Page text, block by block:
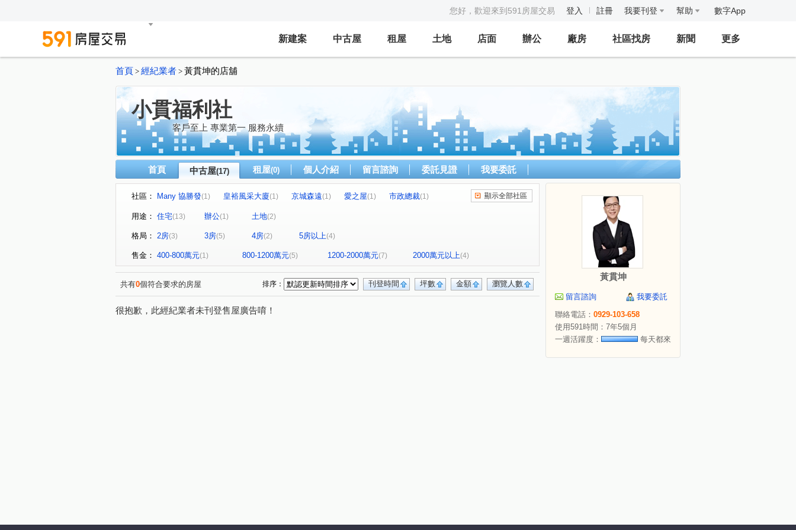
您好，歡迎來到591房屋交易 登入 註冊 我要刊登 幫助 數字App
新建案 中古屋 租屋 土地 店面 辦公 廠房 社區找房 新聞 更多
首頁 > 經紀業者 > 黃貫坤的店舖
小貫福利社
客戶至上 專業第一 服務永續
首頁 中古屋(17) 租屋(0) 個人介紹 留言諮詢 委託見證 我要委託
社區： Many 協勝發(1) 皇裕風采大廈(1) 京城森遠(1) 愛之屋(1) 市政總裁(1)
和昌樂居2 京城巴黎
水源一街 鎮海路 淵明街 富農路(1)
中山一路(1) 至聖路(1)
顯示全部社區
用途： 住宅(13) 辦公(1) 土地(2)
格局： 2房(3) 3房(5) 4房(2) 5房以上(4)
售金： 400-800萬元(1) 800-1200萬元(5) 1200-2000萬元(7) 2000萬元以上(4)
共有0個符合要求的房屋 瀏覽人數
金額
坪數
刊登時間
排序：
很抱歉，此經紀業者未刊登售屋廣告唷！
黃貫坤
留言諮詢
我要委託
聯絡電話： 0929-103-658
使用591時間：7年5個月
一週活躍度：
每天都來